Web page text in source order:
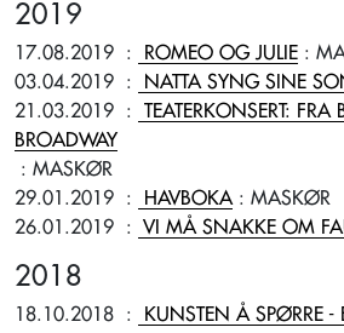
2019
17.08.2019 : ROMEO OG JULIE :
03.04.2019 : NATTA SYNG SINE
21.03.2019 :
TEATERKONSERT: FRA
BROADWAY
: MASKØR
29.01.2019 : HAVBOKA : MASKØR
26.01.2019 : VI MÅ SNAKKE OM
2018
18.10.2018 :
KUNSTEN Å SPØRRE -